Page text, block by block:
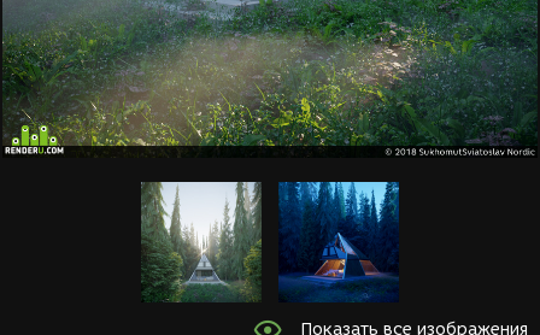
Показать все изображения